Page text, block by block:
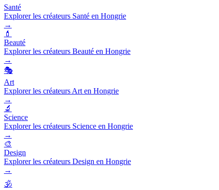
Santé
Explorer les créateurs Santé en Hongrie
→
💄
Beauté
Explorer les créateurs Beauté en Hongrie
→
🎭
Art
Explorer les créateurs Art en Hongrie
→
🔬
Science
Explorer les créateurs Science en Hongrie
→
🎨
Design
Explorer les créateurs Design en Hongrie
→
🕉️